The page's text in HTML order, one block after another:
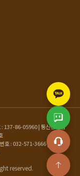
: 137-86-05960 | 통신판매업
호 : 032-571-3666 | 이메일 :
reserved.